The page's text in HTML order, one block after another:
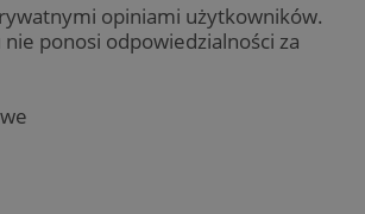
opiniami użytkowników.
ponosi odpowiedzialności za